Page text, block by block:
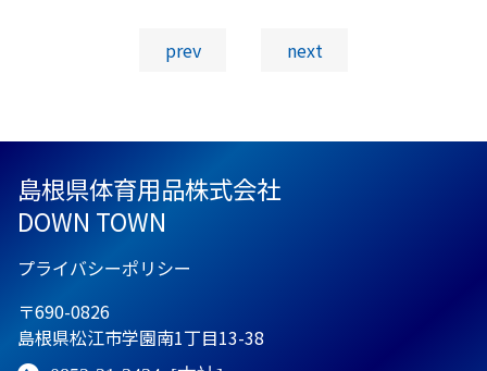
prev next
島根県体育用品株式会社
DOWN TOWN
プライバシーポリシー
〒690-0826
島根県松江市学園南1丁目13-38